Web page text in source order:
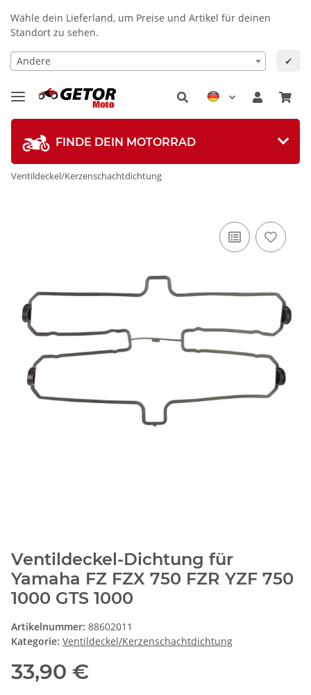
Wähle dein Lieferland, um Preise und Artikel für deinen
Standort zu sehen.
Andere ✔
FINDE DEIN MOTORRAD
Ventildeckel/Kerzenschachtdichtung
Ventildeckel-Dichtung für
Yamaha FZ FZX 750 FZR YZF 750
1000 GTS 1000
Artikelnummer: 88602011
Kategorie: Ventildeckel/Kerzenschachtdichtung
33,90 €